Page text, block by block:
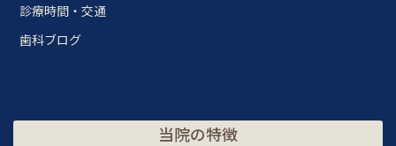
診療時間・交通
歯科ブログ
当院の特徴